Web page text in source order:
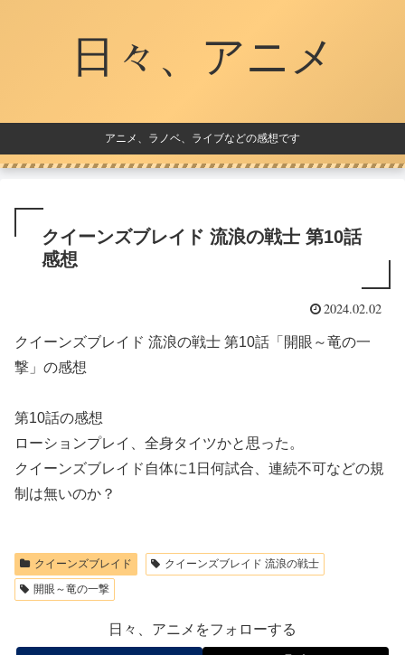
日々、アニメ
アニメ、ラノベ、ライブなどの感想です
クイーンズブレイド 流浪の戦士 第10話
感想
2024.02.02
クイーンズブレイド 流浪の戦士 第10話「開眼～竜の一
撃」の感想
第10話の感想
ローションプレイ、全身タイツかと思った。
クイーンズブレイド自体に1日何試合、連続不可などの規
制は無いのか？
クイーンズブレイド
クイーンズブレイド 流浪の戦士
開眼～竜の一撃
日々、アニメをフォローする